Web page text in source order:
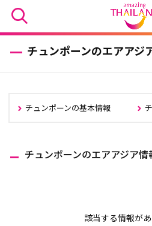
チュンポーンのエアアジ
チュンポーンの基本情報
チュンポーンのエアアジア
該当する情報が